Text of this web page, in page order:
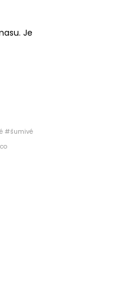
Je
#šumivé